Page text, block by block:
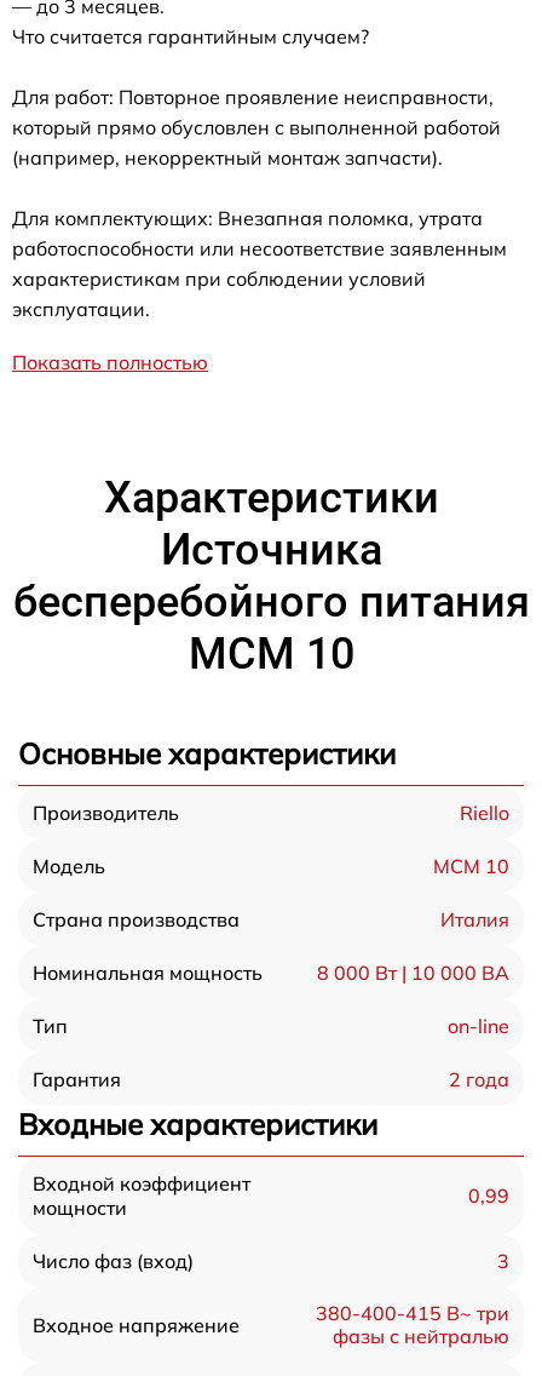
— до 3 месяцев.
Что считается гарантийным случаем?
Для работ: Повторное проявление неисправности,
который прямо обусловлен с выполненной работой
(например, некорректный монтаж запчасти).
Для комплектующих: Внезапная поломка, утрата
работоспособности или несоответствие заявленным
характеристикам при соблюдении условий
эксплуатации.
Показать полностью
Характеристики
Источника
бесперебойного питания
MCM 10
Основные характеристики
Производитель Riello
Модель MCM 10
Страна производства Италия
Номинальная мощность 8 000 Вт | 10 000 ВА
Тип on-line
Гарантия 2 года
Входные характеристики
Входной коэффициент
мощности
0,99
Число фаз (вход) 3
Входное напряжение
380-400-415 В~ три
фазы с нейтралью